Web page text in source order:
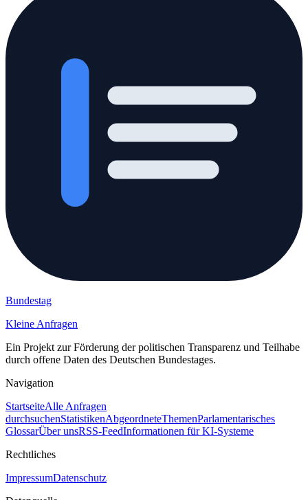
Bundestag
Kleine Anfragen
Ein Projekt zur Förderung der politischen Transparenz und Teilhabe
durch offene Daten des Deutschen Bundestages.
Navigation
StartseiteAlle Anfragen
durchsuchenStatistikenAbgeordneteThemenParlamentarisches
GlossarÜber unsRSS-FeedInformationen für KI-Systeme
Rechtliches
ImpressumDatenschutz